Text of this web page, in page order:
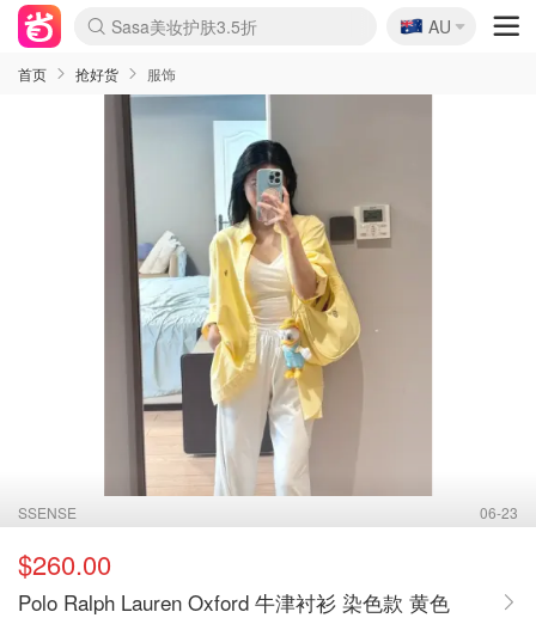
lululemon折扣上新
Sasa美妆护肤3.5折
SSENSE年中3折
FreshBeauty好价汇总
Cettire降价+叠9折
Farfetch折上8折
WWS Coles超市实拍
viagogo二手票捡漏
Myer清仓1折起
The Outnet奢牌1折起
David Jones 3折起
Flannels大牌1折
Perfumes Club护肤1折
AMIRO返校季6.2折
Oweek抽奖送Airpods
Amazon折扣汇总
eToro入金$200送$50
Amazon数码好物
ICONIC本周7.5折
ThedoubleF高奢地板价
Moose Knuckles 6折
丝芙兰5折起
EUFY官网3.7折起
Selenichast首饰2折
Trip机票酒店促销
YSL送5件彩妆礼
Amazon家居好物
BIGBANG巡演开票
David Jones时尚3折
Amazon美妆护肤
雅漾大喷$8
过敏原检测盒$33
伊索独家赠50ml沐浴露
科颜氏清仓3折
SEALIFE海洋馆门票6折
丝塔芙大白罐$16
订阅Newsletter送香薰
Cult Beauty 6.8折
Harrods圣诞日历2.3折
LN-CC奢牌私促3折
d'Alba空姐喷雾$16
EVE LOM套装逆天2折
Bernardelli独家4折
Adore Beauty 6折起
CT圣诞日历
Mytheresa奢品2.7折
Luxury Escapes 9折
Currentbody美容仪9折
MOON Garden Live
ALLSAINTS美衣3折
Roborock扫地机3.7折
Tingo Life水杯$24
Valentino官网5折
CR洗发护发6.3折
🇦🇺
AU
首页 抢好货 服饰
SSENSE 06-23
$260.00
Polo Ralph Lauren Oxford 牛津衬衫 染色款 黄色